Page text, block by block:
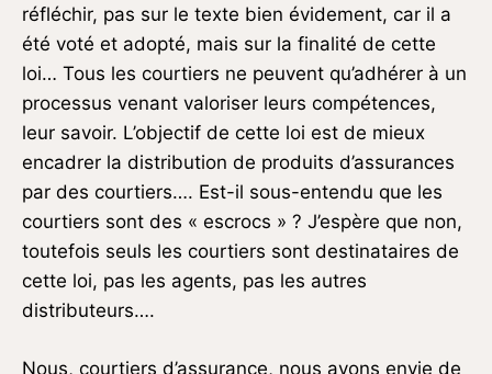
réfléchir, pas sur le texte bien évidement, car il a
été voté et adopté, mais sur la finalité de cette
loi… Tous les courtiers ne peuvent qu’adhérer à un
processus venant valoriser leurs compétences,
leur savoir. L’objectif de cette loi est de mieux
encadrer la distribution de produits d’assurances
par des courtiers…. Est-il sous-entendu que les
courtiers sont des « escrocs » ? J’espère que non,
toutefois seuls les courtiers sont destinataires de
cette loi, pas les agents, pas les autres
distributeurs….
Nous, courtiers d’assurance, nous avons envie de